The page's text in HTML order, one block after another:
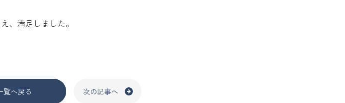
、満足しました。
覧へ戻る 次の記事へ